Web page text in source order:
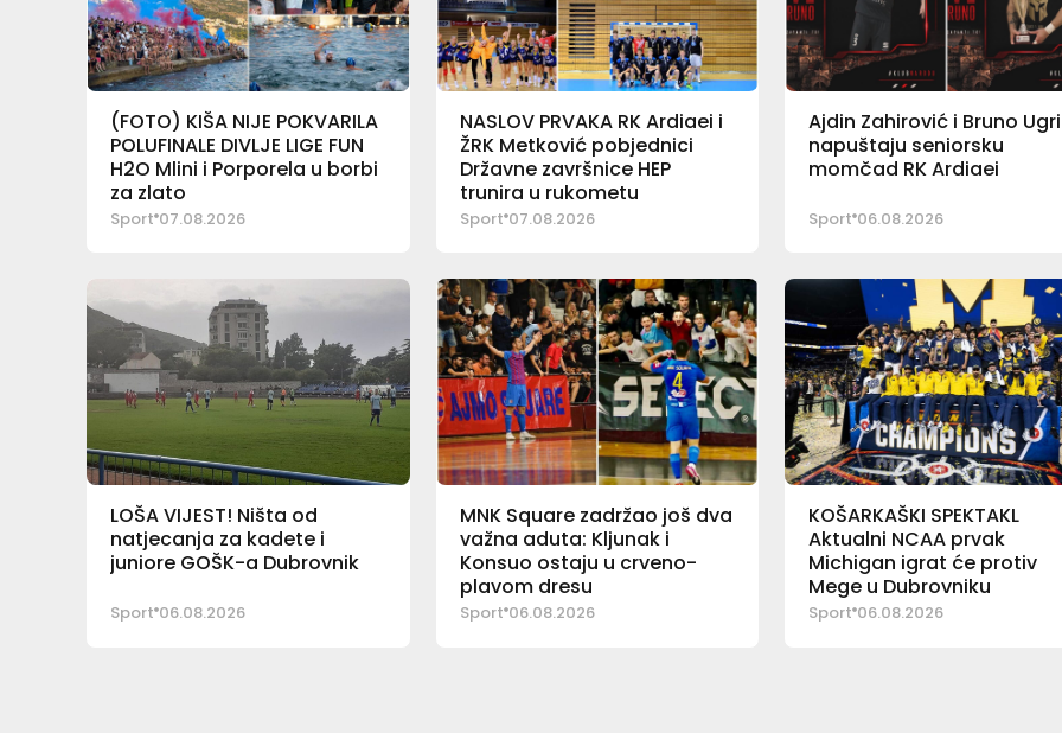
(FOTO) KIŠA NIJE POKVARILA
POLUFINALE DIVLJE LIGE FUN
H2O Mlini i Porporela u borbi
za zlato
Sport 07.08.2026
NASLOV PRVAKA RK Ardiaei i
ŽRK Metković pobjednici
Državne završnice HEP
trunira u rukometu
Sport 07.08.2026
Ajdin Zahirović i Bruno
napuštaju seniorsku
momčad RK Ardiaei
Sport 06.08.2026
LOŠA VIJEST! Ništa od
natjecanja za kadete i
juniore GOŠK-a Dubrovnik
Sport 06.08.2026
MNK Square zadržao još dva
važna aduta: Kljunak i
Konsuo ostaju u crveno-
plavom dresu
Sport 06.08.2026
KOŠARKAŠKI SPEKTAKL
Aktualni NCAA prvak
Michigan igrat će protiv
Mege u Dubrovniku
Sport 06.08.2026